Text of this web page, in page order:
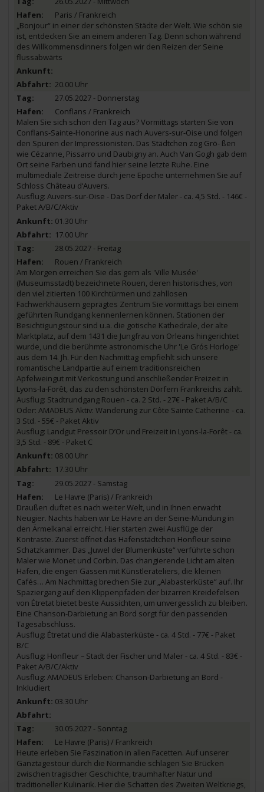
Paris / Frankreich
„Bonjour“ in einer der schönsten Städte der Welt. Wie schön sie
ist, entdecken Sie an einem anderen Tag. Denn schon während
des Willkommensdinners folgen wir den Reizen der Seine
flussabwärts
20.00 Uhr
27.05.2027 - Donnerstag
Conflans / Frankreich
Malen Sie sich schon den Tag aus? Vormittags starten Sie von
Conflans-Sainte-Honorine aus nach Auvers-sur-Oise und folgen
den Spuren der Impressionisten. Das Städtchen zog Grö- ßen
wie Cézanne, Pissarro und Daubigny an. Auch Van Gogh gab dem
Ort seine Farben und fand hier seine letzte Ruhe. Eine
multimediale Zeitreise durch jene Epoche unternehmen Sie auf
Schloss Château d‘Auvers.
Ausflug: Auvers-sur-Oise - Das Dorf der Maler - ca. 4,5 Std. - 146€ -
Paket A/B/C/Aktiv
01.30 Uhr
17.00 Uhr
28.05.2027 - Freitag
Rouen / Frankreich
Am Morgen erreichen Sie das gern als 'Ville Musée'
(Museumsstadt) bezeichnete Rouen, deren historisches, von
den viel zitierten 100 Kirchtürmen und zahllosen
Fachwerkhäusern geprägtes Zentrum Sie vormittags bei einem
geführten Rundgang kennenlernen können. Stationen der
Besichtigungstour sind u.a. die gotische Kathedrale, der alte
Marktplatz, auf dem 1431 die Jungfrau von Orleans hingerichtet
wurde, und die berühmte astronomische Uhr 'Le Grós Horloge'
aus dem 14. Jh. Für den Nachmittag empfiehlt sich unsere
romantische Landpartie auf einem traditionsreichen
Apfelweingut mit Verkostung und anschließender Freizeit in
Lyons-la-Forêt, das zu den schönsten Dörfern Frankreichs zählt.
Ausflug: Stadtrundgang Rouen - ca. 2 Std. - 27€ - Paket A/B/C
Oder: AMADEUS Aktiv: Wanderung zur Côte Sainte Catherine - ca.
3 Std. - 55€ - Paket Aktiv
Ausflug: Landgut Pressoir D’Or und Freizeit in Lyons-la-Forêt - ca.
3,5 Std. - 89€ - Paket C
08.00 Uhr
17.30 Uhr
29.05.2027 - Samstag
Le Havre (Paris) / Frankreich
Draußen duftet es nach weiter Welt, und in Ihnen erwacht
Neugier. Nachts haben wir Le Havre an der Seine-Mündung in
den Ärmelkanal erreicht. Hier starten zwei Ausflüge der
Kontraste. Zuerst öffnet das Hafenstädtchen Honfleur seine
Schatzkammer. Das „Juwel der Blumenküste“ verführte schon
Maler wie Monet und Corbin. Das changierende Licht am alten
Hafen, die engen Gassen mit Künstlerateliers, die kleinen
Cafés… Am Nachmittag brechen Sie zur „Alabasterküste“ auf. Ihr
Spaziergang auf den Klippenpfaden der bizarren Kreidefelsen
von Étretat bietet beste Aussichten, um unvergesslich zu bleiben.
Eine Chanson-Darbietung an Bord sorgt für den passenden
Tagesabschluss.
Ausflug: Étretat und die Alabasterküste - ca. 4 Std. - 77€ - Paket
B/C
Ausflug: Honfleur – Stadt der Fischer und Maler - ca. 4 Std. - 83€ -
Paket A/B/C/Aktiv
Ausflug: AMADEUS Erleben: Chanson-Darbietung an Bord -
Inkludiert
03.30 Uhr
30.05.2027 - Sonntag
Le Havre (Paris) / Frankreich
Heute erleben Sie Faszination in allen Facetten. Auf unserer
Ganztagestour durch die Normandie schlagen Sie Brücken
zwischen tragischer Geschichte, traumhafter Natur und
traditioneller Kulinarik. Hier die Schatten des Zweiten Weltkriegs,